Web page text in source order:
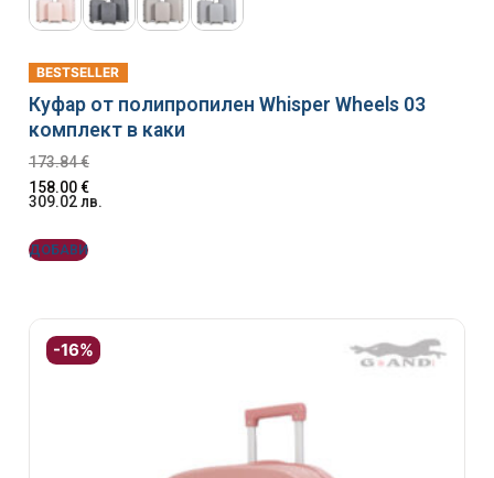
BESTSELLER
Куфар от полипропилен Whisper Wheels 03
комплект в каки
173.84€
158.00€
309.02лв.
ДОБАВИ
-16%